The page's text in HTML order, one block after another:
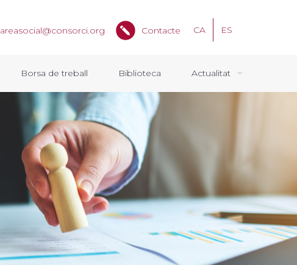
Borsa de treball Biblioteca Actualitat
areasocial@consorci.org Contacte CA ES